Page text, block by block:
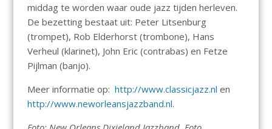
middag te worden waar oude jazz tijden herleven.
De bezetting bestaat uit: Peter Litsenburg
(trompet), Rob Elderhorst (trombone), Hans
Verheul (klarinet), John Eric (contrabas) en Fetze
Pijlman (banjo).
Meer informatie op: http://www.classicjazz.nl en
http://www.neworleansjazzband.nl.